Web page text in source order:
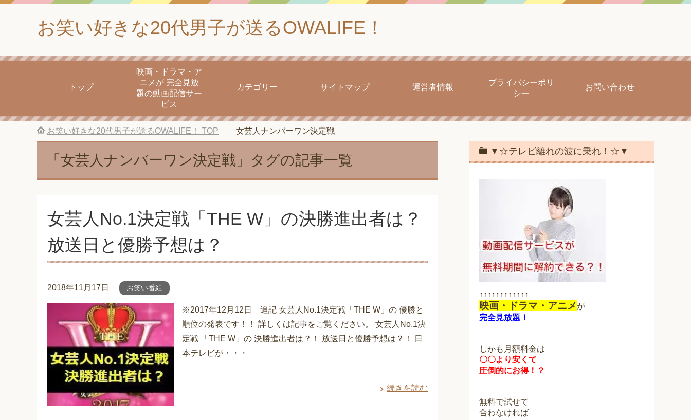
お笑い好きな20代男子が送るOWALIFE！
トップ
映画・ドラマ・ア
ニメが 完全見放
題の動画配信サー
ビス
カテゴリー サイトマップ 運営者情報
プライバシーポリ
シー
お問い合わせ
お笑い好きな20代男子が送るOWALIFE！ TOP 女芸人ナンバーワン決定戦
「女芸人ナンバーワン決定戦」タグの記事一覧
女芸人No.1決定戦「THE W」の決勝進出者は？
放送日と優勝予想は？
2018年11月17日 お笑い番組
※2017年12月12日 追記 女芸人No.1決定戦「THE W」の 優勝と
順位の発表です！！ 詳しくは記事をご覧ください。 女芸人No.1決
定戦 「THE W」の 決勝進出者は？！ 放送日と優勝予想は？！ 日
本テレビが・・・
続きを読む
▼☆テレビ離れの波に乗れ！☆▼
↑↑↑↑↑↑↑↑↑↑↑↑
映画・ドラマ・アニメが
完全見放題！
しかも月額料金は
〇〇より安くて
圧倒的にお得！？
無料で試せて
合わなければ